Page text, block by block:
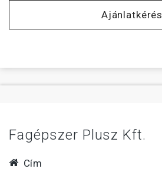
Ajánlatkérés
Fagépszer Plusz Kft.
Cím